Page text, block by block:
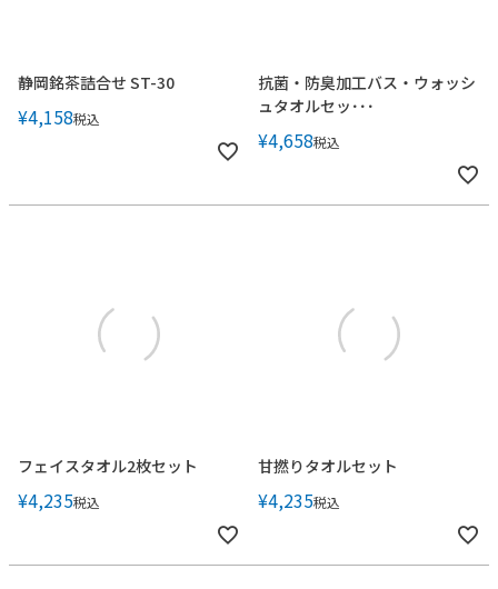
静岡銘茶詰合せ ST-30
¥4,158税込
抗菌・防臭加工バス・ウォッシ
ュタオルセッ･･･
¥4,658税込
フェイスタオル2枚セット
¥4,235税込
甘撚りタオルセット
¥4,235税込